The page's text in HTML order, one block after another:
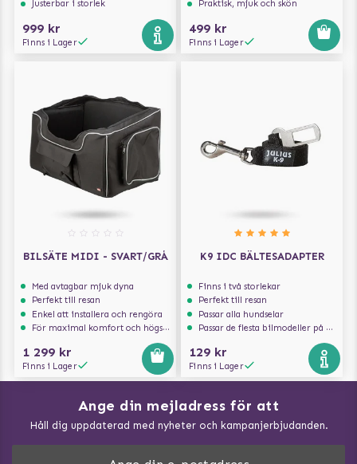
Justerbar i storlek
999 kr
Finns i Lager
Praktisk, mjuk och skön
499 kr
Finns i Lager
BILSÄTE MIDI - SVART/GRÅ
Med avtagbar mjuk dyna
Perfekt till resan
Enkel att installera och rengöra
För maximal komfort och högsta säkerhet
1 299 kr
Finns i Lager
K9 IDC BÄLTESADAPTER
Finns i två storlekar
Perfekt till resan
Passar alla hundselar
Passar de flesta bilmodeller på marknaden
129 kr
Finns i Lager
Ange din mejladress för att
Håll dig uppdaterad med nyheter och kampanjerbjudanden.
Vad kan hundar äta?